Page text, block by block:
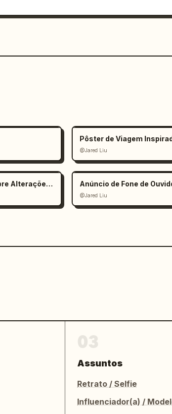
Pôster de Viagem
@Jared Liu
Póster de Seminário Informativo sobre Alterações Climáticas
@Jared Liu
Assuntos
Retrato / Selfie
Influenciador(a) /